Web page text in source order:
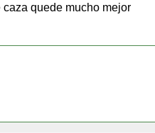
quede mucho mejor